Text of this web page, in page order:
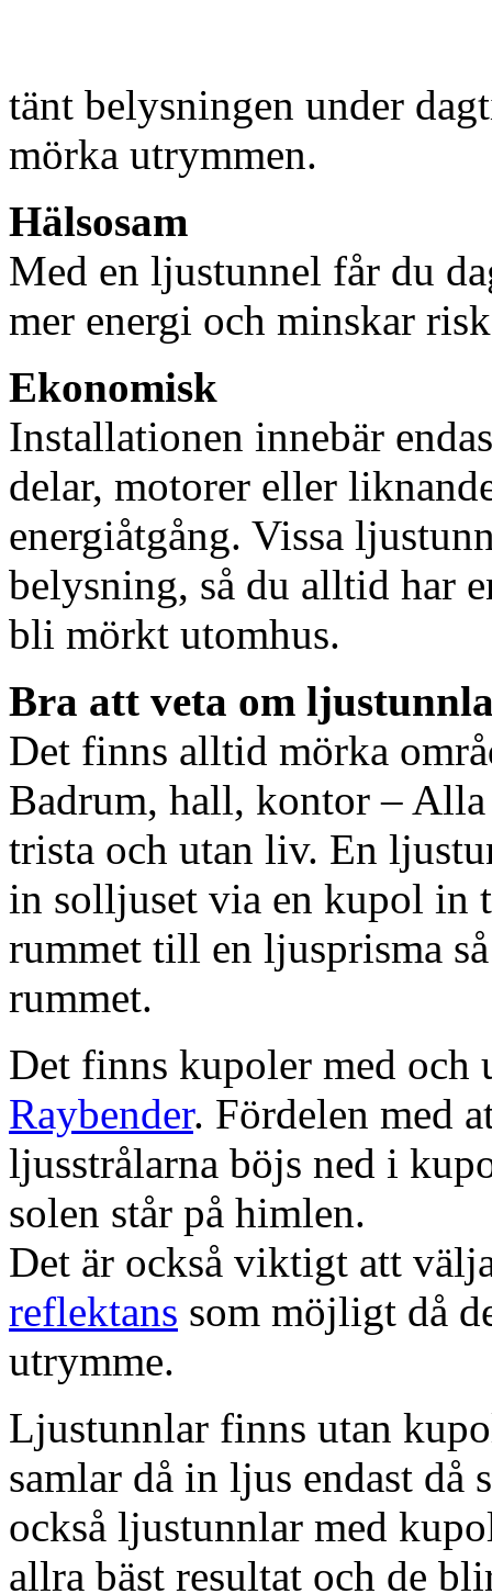
tänt belysningen under
mörka utrymmen.
Hälsosam
Med en ljustunnel får du
mer energi och minskar
Ekonomisk
Installationen innebär
delar, motorer eller
energiåtgång. Vissa
belysning, så du alltid har
bli mörkt utomhus.
Bra att veta om
Det finns alltid mörka
Badrum, hall, kontor – Alla
trista och utan liv. En
in solljuset via en kupol in
rummet till en ljusprisma
rummet.
Det finns kupoler med och
Raybender. Fördelen med
ljusstrålarna böjs ned i
solen står på himlen.
Det är också viktigt att
reflektans som möjligt då
utrymme.
Ljustunnlar finns utan
samlar då in ljus endast då
också ljustunnlar med
allra bäst resultat och de